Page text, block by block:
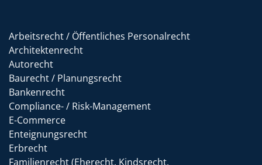
Arbeitsrecht / Öffentliches Personalrecht
Architektenrecht
Autorecht
Baurecht / Planungsrecht
Bankenrecht
Compliance- / Risk-Management
E-Commerce
Enteignungsrecht
Erbrecht
Familienrecht (Eherecht, Kindsrecht,